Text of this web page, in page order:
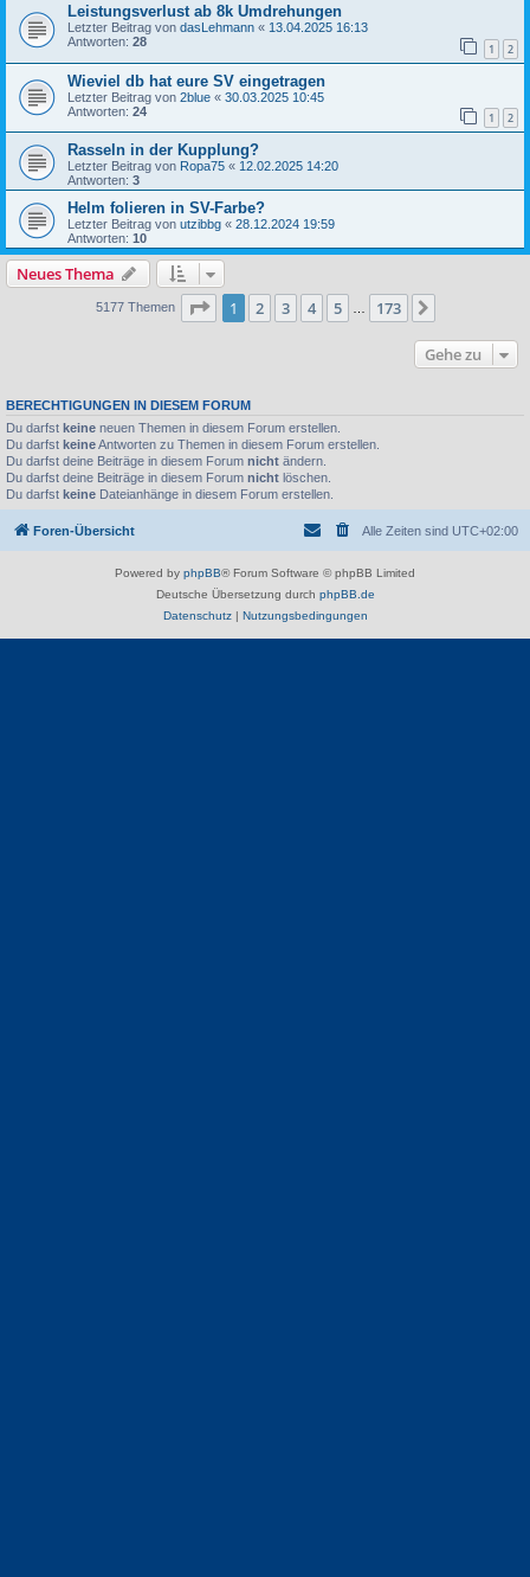
Leistungsverlust ab 8k Umdrehungen
Letzter Beitrag von dasLehmann « 13.04.2025 16:13
Antworten: 28 1 2
Wieviel db hat eure SV eingetragen
Letzter Beitrag von 2blue « 30.03.2025 10:45
Antworten: 24 1 2
Rasseln in der Kupplung?
Letzter Beitrag von Ropa75 « 12.02.2025 14:20
Antworten: 3
Helm folieren in SV-Farbe?
Letzter Beitrag von utzibbg « 28.12.2024 19:59
Antworten: 10
Neues Thema
5177 Themen Seite 1von 173
1 2 3 4 5 173
Gehe zu
BERECHTIGUNGEN IN DIESEM FORUM
Du darfst keine neuen Themen in diesem Forum erstellen.
Du darfst keineAntworten zu Themen in diesem Forum erstellen.
Du darfst deine Beiträge in diesem Forum nicht ändern.
Du darfst deine Beiträge in diesem Forum nicht löschen.
Du darfst keine Dateianhänge in diesem Forum erstellen.
Foren-Übersicht Alle Zeiten sind UTC+02:00
Powered by phpBB® Forum Software © phpBB Limited
Deutsche Übersetzung durch phpBB.de
Datenschutz| Nutzungsbedingungen